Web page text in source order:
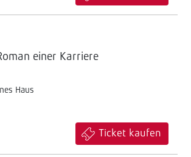
einer Karriere
Haus
Ticket kaufen